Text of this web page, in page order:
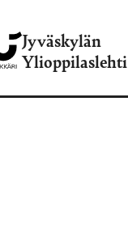
Jyväskylän
Ylioppilaslehti